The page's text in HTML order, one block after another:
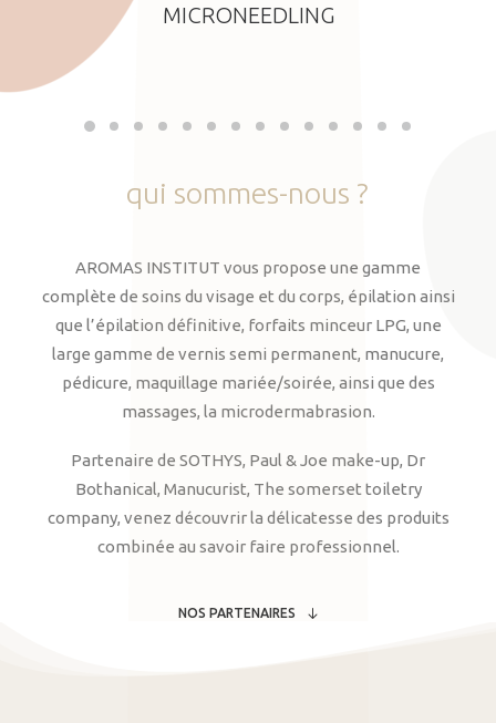
MICRONEEDLING
qui sommes-nous ?
AROMAS INSTITUT vous propose une gamme
complète de soins du visage et du corps, épilation ainsi
que l’épilation définitive, forfaits minceur LPG, une
large gamme de vernis semi permanent, manucure,
pédicure, maquillage mariée/soirée, ainsi que des
massages, la microdermabrasion.
Partenaire de SOTHYS, Paul & Joe make-up, Dr
Bothanical, Manucurist, The somerset toiletry
company, venez découvrir la délicatesse des produits
combinée au savoir faire professionnel.
NOS PARTENAIRES